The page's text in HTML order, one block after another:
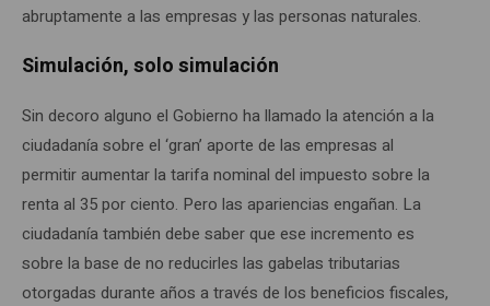
abruptamente a las empresas y las personas naturales.
Simulación, solo simulación
Sin decoro alguno el Gobierno ha llamado la atención a la
ciudadanía sobre el ‘gran’ aporte de las empresas al
permitir aumentar la tarifa nominal del impuesto sobre la
renta al 35 por ciento. Pero las apariencias engañan. La
ciudadanía también debe saber que ese incremento es
sobre la base de no reducirles las gabelas tributarias
otorgadas durante años a través de los beneficios fiscales,